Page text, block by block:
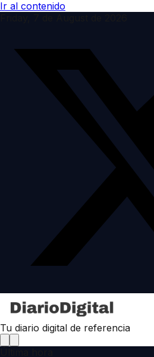
Ir al contenido
Tu diario digital de referencia